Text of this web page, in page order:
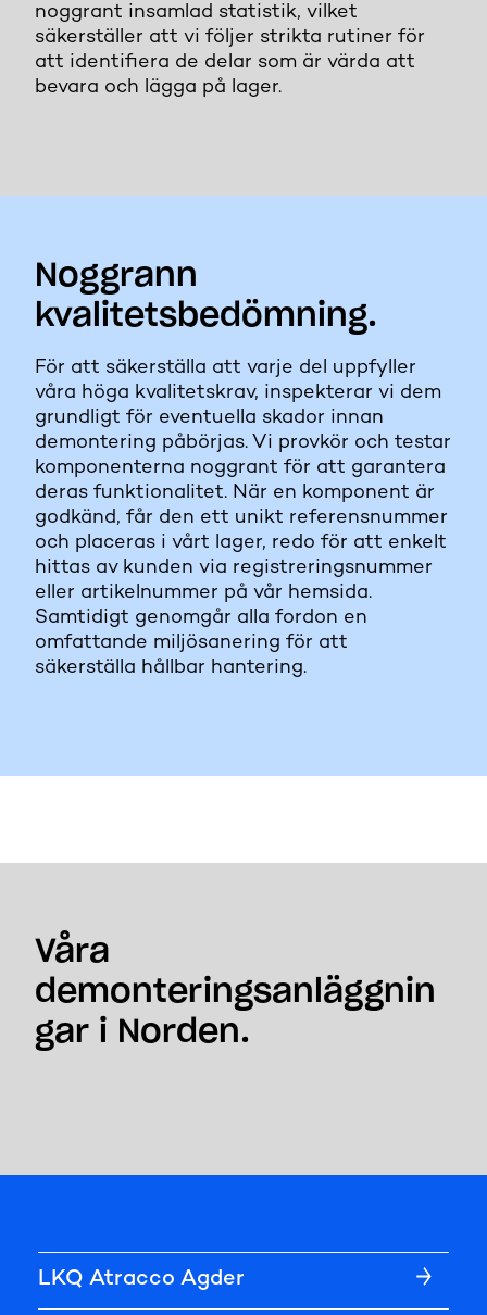
noggrant insamlad statistik, vilket
säkerställer att vi följer strikta rutiner för
att identifiera de delar som är värda att
bevara och lägga på lager.
Noggrann
kvalitetsbedömning.
För att säkerställa att varje del uppfyller
våra höga kvalitetskrav, inspekterar vi dem
grundligt för eventuella skador innan
demontering påbörjas. Vi provkör och testar
komponenterna noggrant för att garantera
deras funktionalitet. När en komponent är
godkänd, får den ett unikt referensnummer
och placeras i vårt lager, redo för att enkelt
hittas av kunden via registreringsnummer
eller artikelnummer på vår hemsida.
Samtidigt genomgår alla fordon en
omfattande miljösanering för att
säkerställa hållbar hantering.
Våra
demonteringsanläggnin
gar i Norden.
LKQ Atracco Agder